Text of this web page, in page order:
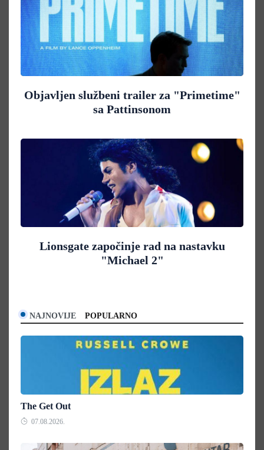
Objavljen službeni trailer za "Primetime"
sa Pattinsonom
Lionsgate započinje rad na nastavku
"Michael 2"
NAJNOVIJE POPULARNO
The Get Out
07.08.2026.